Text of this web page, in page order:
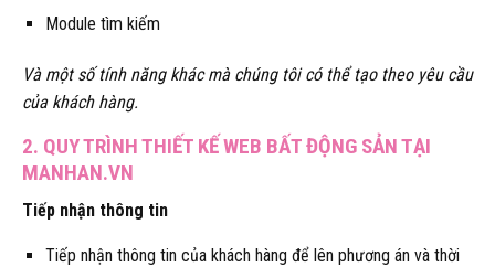
Module tìm kiếm
Và một số tính năng khác mà chúng tôi có thể tạo theo yêu cầu
của khách hàng.
2. QUY TRÌNH THIẾT KẾ WEB BẤT ĐỘNG SẢN TẠI
MANHAN.VN
Tiếp nhận thông tin
Tiếp nhận thông tin của khách hàng để lên phương án và thời